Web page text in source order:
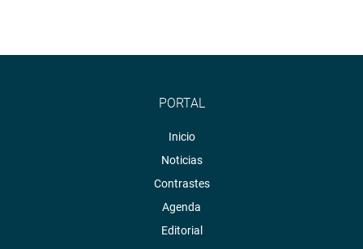
PORTAL
Inicio
Noticias
Contrastes
Agenda
Editorial